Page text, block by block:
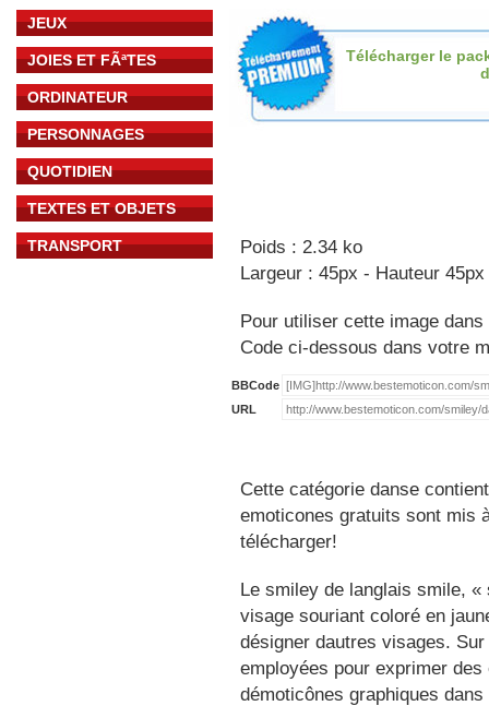
JEUX
JOIES ET FÃªTES
ORDINATEUR
PERSONNAGES
QUOTIDIEN
TEXTES ET OBJETS
TRANSPORT
Télécharger le
Poids : 2.34 ko
Largeur : 45px - Hauteur 45px
Pour utiliser cette image
Code ci-dessous dans votre
BBCode
URL
Cette catégorie danse
emoticones gratuits sont mis
télécharger!
Le smiley de langlais smile,
visage souriant coloré en
désigner dautres visages.
employées pour exprimer
démoticônes graphiques